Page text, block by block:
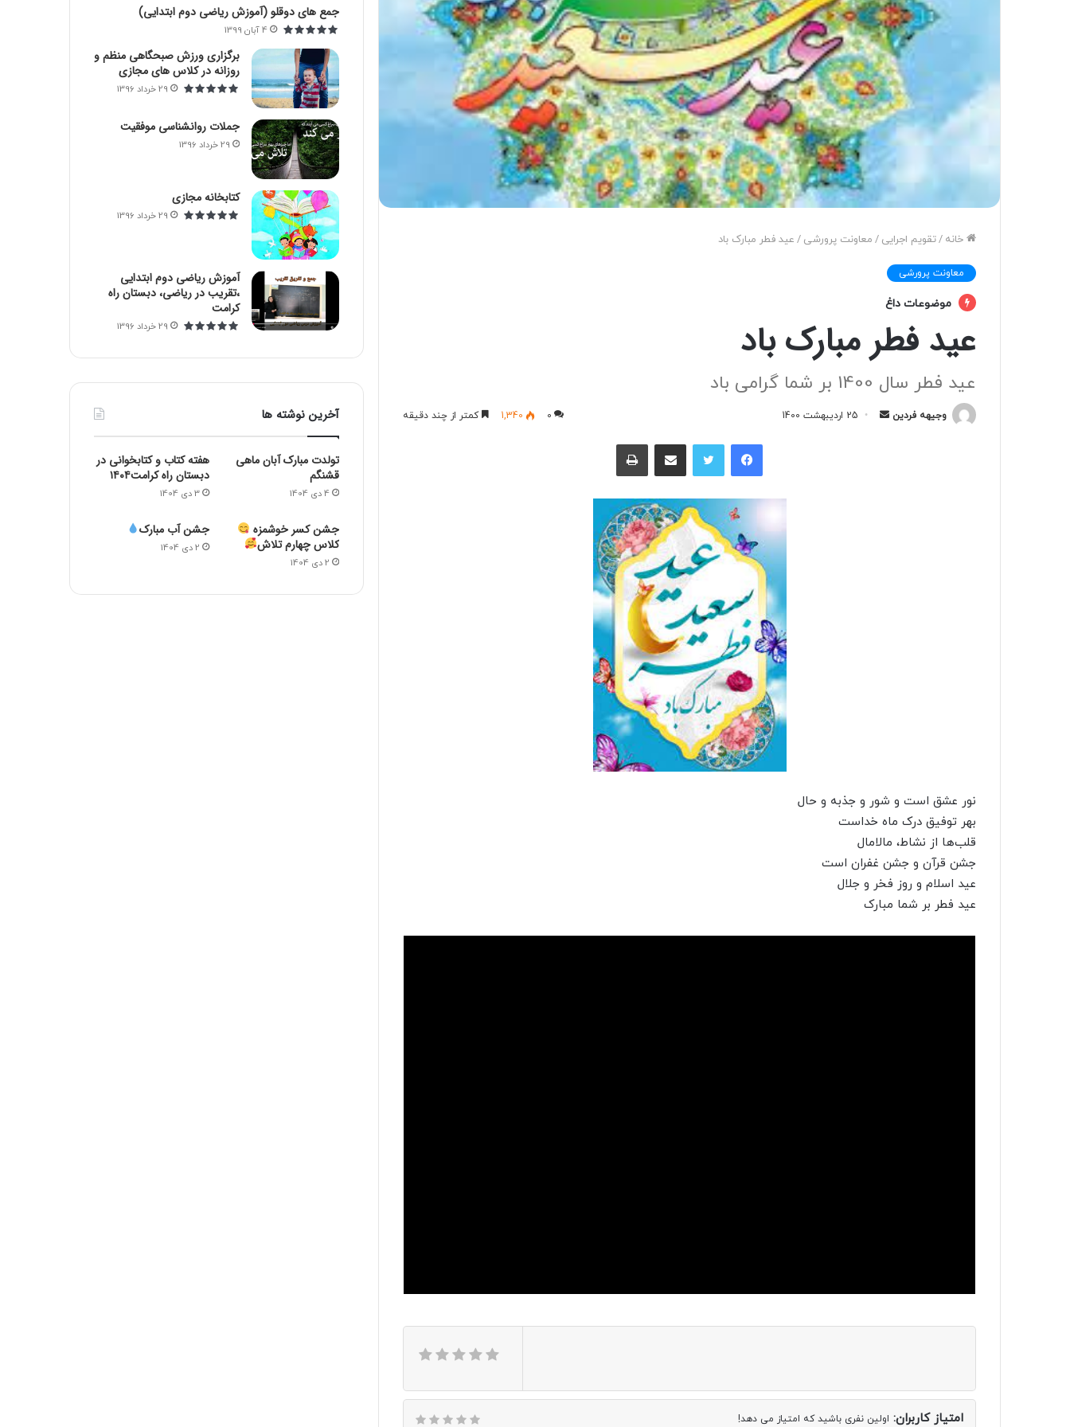
خانه /تقویم اجرایی / معاونت پرورشی / عید فطر مبارک باد
معاونت پرورشی
موضوعات داغ
عید فطر مبارک باد
عید فطر سال 1400 بر شما گرامی باد
وجیهه فردین 25 اردیبهشت 1400 0
1,340 کمتر از چند دقیقه
فیسبوک
نور عشق است و شور و جذبه و حال
بهر توفیق درک ماه خداست
قلب‌ها از نشاط، مالامال
جشن قرآن و جشن غفران است
عید اسلام و روز فخر و جلال
عید فطر بر شما مبارک
امتیاز کاربران: اولین نفری باشید که امتیاز می دهد!
:
جمع های دوقلو (آموزش ریاضی دوم ابتدایی)
4 آبان 1399
برگزاری ورزش صبحگاهی منظم و
روزانه در کلاس های مجازی
29 خرداد 1396
جملات روانشناسی موفقیت
29 خرداد 1396
کتابخانه مجازی
29 خرداد 1396
آموزش ریاضی دوم ابتدایی
،تقریب در ریاضی، دبستان راه
کرامت
29 خرداد 1396
آخرین نوشته ها
تولدت مبارک آبان ماهی
قشنگم
4 دی 1404
هفته کتاب و کتابخوانی در
دبستان راه کرامت۱۴۰۴
3 دی 1404
جشن کسر خوشمزه
کلاس چهارم تلاش
2 دی 1404
جشن آب مبارک
2 دی 1404